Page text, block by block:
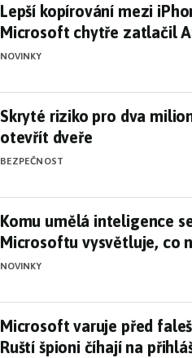
Lepší kopírování mezi
Lepší kopírování mezi
Microsoft chytře zatlačil
NOVINKY
Skryté riziko pro dva
Skryté riziko pro dva
otevřít dveře
BEZPEČNOST
Komu umělá inteligence
Komu umělá inteligence
Microsoftu vysvětluje, co
NOVINKY
Microsoft varuje před
Microsoft varuje před
Ruští špioni číhají na